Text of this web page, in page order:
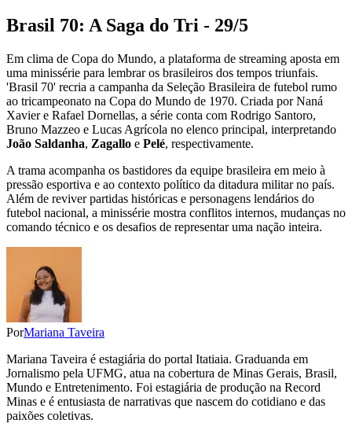
Brasil 70: A Saga do Tri - 29/5
Em clima de Copa do Mundo, a plataforma de streaming aposta em
uma minissérie para lembrar os brasileiros dos tempos triunfais.
'Brasil 70' recria a campanha da Seleção Brasileira de futebol rumo
ao tricampeonato na Copa do Mundo de 1970. Criada por Naná
Xavier e Rafael Dornellas, a série conta com Rodrigo Santoro,
Bruno Mazzeo e Lucas Agrícola no elenco principal, interpretando
João Saldanha, Zagallo e Pelé, respectivamente.
A trama acompanha os bastidores da equipe brasileira em meio à
pressão esportiva e ao contexto político da ditadura militar no país.
Além de reviver partidas históricas e personagens lendários do
futebol nacional, a minissérie mostra conflitos internos, mudanças no
comando técnico e os desafios de representar uma nação inteira.
PorMariana Taveira
Mariana Taveira é estagiária do portal Itatiaia. Graduanda em
Jornalismo pela UFMG, atua na cobertura de Minas Gerais, Brasil,
Mundo e Entretenimento. Foi estagiária de produção na Record
Minas e é entusiasta de narrativas que nascem do cotidiano e das
paixões coletivas.